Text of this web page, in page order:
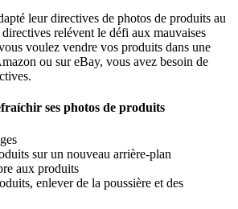
leur directives de photos de produits au
relévent le défi aux mauvaises
voulez vendre vos produits dans une
ou sur eBay, vous avez besoin de
ses photos de produits
sur un nouveau arrière-plan
aux produits
enlever de la poussière et des